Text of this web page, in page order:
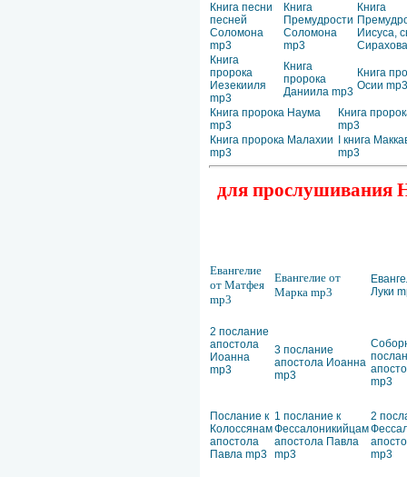
Книга песни
песней
Соломона
mp3
Книга
Премудрости
Соломона
mp3
Книга
Иисуса,
Книга
пророка
Иезекииля
mp3
Книга
пророка
Даниила mp3
Книга
Осии mp3
Книга пророка Наума
mp3
Книга
mp3
Книга пророка Малахии
mp3
I книга
mp3
для прослушивания
Евангелие
от Матфея
mp3
Евангелие от
Марка mp3
Луки
2 послание
апостола
Иоанна
mp3
3 послание
апостола Иоанна
mp3
mp3
Послание к
Колоссянам
апостола
Павла mp3
1 послание к
Фессалоникийцам
апостола Павла
mp3
2
mp3